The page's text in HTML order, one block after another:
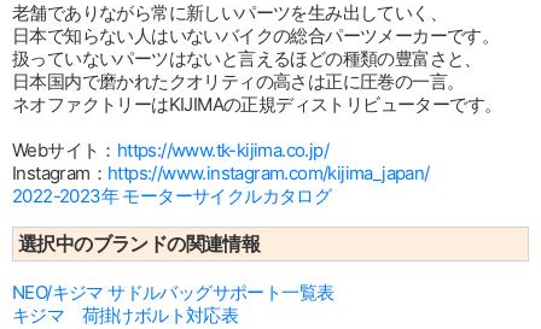
老舗でありながら常に新しいパーツを生み出していく、
日本で知らない人はいないバイクの総合パーツメーカーです。
扱っていないパーツはないと言えるほどの種類の豊富さと、
日本国内で磨かれたクオリティの高さは正に圧巻の一言。
ネオファクトリーはKIJIMAの正規ディストリビューターです。
Webサイト： https://www.tk-kijima.co.jp/
Instagram： https://www.instagram.com/kijima_japan/
2022-2023年 モーターサイクルカタログ
選択中のブランドの関連情報
NEO/キジマ サドルバッグサポート一覧表
キジマ 荷掛けボルト対応表